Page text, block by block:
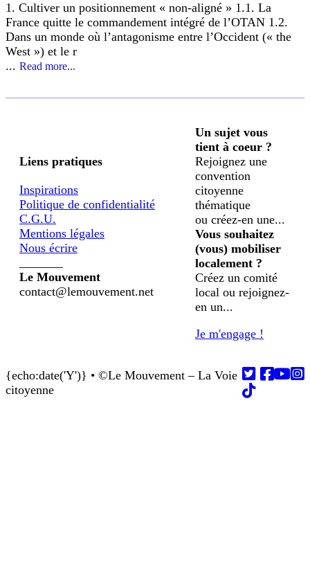
1. Cultiver un positionnement « non-aligné » 1.1. La
France quitte le commandement intégré de l’OTAN 1.2.
Dans un monde où l’antagonisme entre l’Occident (« the
West ») et le r
... Read more...
Liens pratiques
Inspirations
Politique de confidentialité
C.G.U.
Mentions légales
Nous écrire
Le Mouvement
contact@lemouvement.net
Un sujet vous
tient à coeur ?
Rejoignez une
convention
citoyenne
thématique
ou créez-en une...
Vous souhaitez
(vous) mobiliser
localement ?
Créez un comité
local ou rejoignez-
en un...
Je m'engage !
{echo:date('Y')} • ©Le Mouvement – La Voie
citoyenne
Follow us on
Follow us on
Follow us on
Follow us on
Follow us